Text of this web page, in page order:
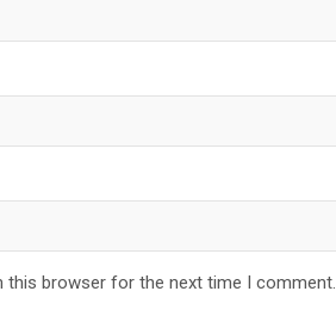
this browser for the next time I comment.